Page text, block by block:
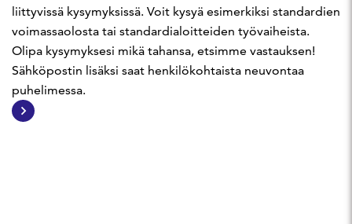
liittyvissä kysymyksissä. Voit kysyä esimerkiksi standardien
voimassaolosta tai standardialoitteiden työvaiheista.
Olipa kysymyksesi mikä tahansa, etsimme vastauksen!
Sähköpostin lisäksi saat henkilökohtaista neuvontaa
puhelimessa.